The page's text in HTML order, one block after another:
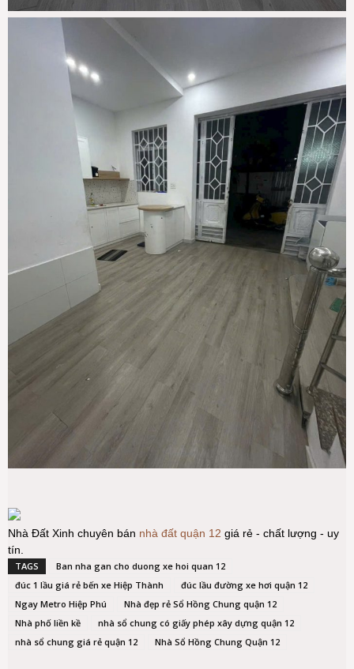
Nhà Đất Xinh chuyên bán nhà đất quận 12 giá rẻ - chất lượng - uy
tín.
TAGS
Ban nha gan cho duong xe hoi quan 12
đúc 1 lầu giá rẻ bến xe Hiệp Thành
đúc lầu đường xe hơi quận 12
Ngay Metro Hiệp Phú
Nhà đẹp rẻ Sổ Hồng Chung quận 12
Nhà phố liền kề
nhà sổ chung có giấy phép xây dựng quận 12
nhà sổ chung giá rẻ quận 12
Nhà Sổ Hồng Chung Quận 12